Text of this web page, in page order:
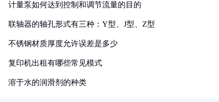
计量泵如何达到控制和调节流量的目的
联轴器的轴孔形式有三种：Y型、J型、Z型
不锈钢材质厚度允许误差是多少
复印机出租有哪些常见模式
溶于水的润滑剂的种类